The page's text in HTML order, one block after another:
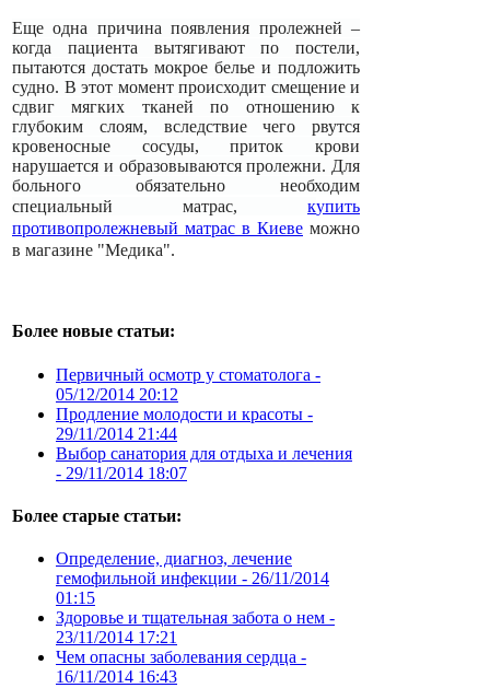
Еще одна причина появления пролежней –
когда пациента вытягивают по постели,
пытаются достать мокрое белье и подложить
судно. В этот момент происходит смещение и
сдвиг мягких тканей по отношению к
глубоким слоям, вследствие чего рвутся
кровеносные сосуды, приток крови
нарушается и образовываются пролежни. Для
больного обязательно необходим
специальный матрас, купить
противопролежневый матрас в Киеве можно
в магазине "Медика".
Более новые статьи:
Первичный осмотр у стоматолога -
05/12/2014 20:12
Продление молодости и красоты -
29/11/2014 21:44
Выбор санатория для отдыха и лечения
- 29/11/2014 18:07
Более старые статьи:
Определение, диагноз, лечение
гемофильной инфекции - 26/11/2014
01:15
Здоровье и тщательная забота о нем -
23/11/2014 17:21
Чем опасны заболевания сердца -
16/11/2014 16:43